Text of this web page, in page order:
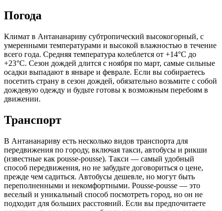
Погода
Климат в Антананариву субтропический высокогорный, с
умеренными температурами и высокой влажностью в течение
всего года. Средняя температура колеблется от +14°C до
+23°C. Сезон дождей длится с ноября по март, самые сильные
осадки выпадают в январе и феврале. Если вы собираетесь
посетить страну в сезон дождей, обязательно возьмите с собой
дождевую одежду и будьте готовы к возможным перебоям в
движении.
Транспорт
В Антананариву есть несколько видов транспорта для
передвижения по городу, включая такси, автобусы и рикши
(известные как pousse-pousse). Такси — самый удобный
способ передвижения, но не забудьте договориться о цене,
прежде чем садиться. Автобусы дешевле, но могут быть
переполненными и некомфортными. Pousse-pousse — это
веселый и уникальный способ посмотреть город, но он не
подходит для больших расстояний. Если вы предпочитаете